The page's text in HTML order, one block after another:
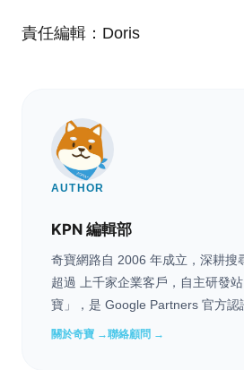
責任編輯：Doris
AUTHOR
KPN 編輯部
奇寶網路自 2006 年成立，深耕
超過 上千家企業客戶，自主研發
寶」，是 Google Partners 官方認
關於奇寶 →聯絡顧問 →